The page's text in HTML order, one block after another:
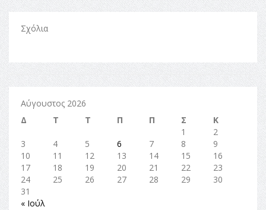
Σχόλια
Αύγουστος 2026
Δ
Τ Τ Π Π Σ
Κ
1
2
3
4 5 6 7 8
9
10
11 12 13 14 15
16
17
18 19 20 21 22
23
24
25 26 27 28 29
30
31
« Ιούλ